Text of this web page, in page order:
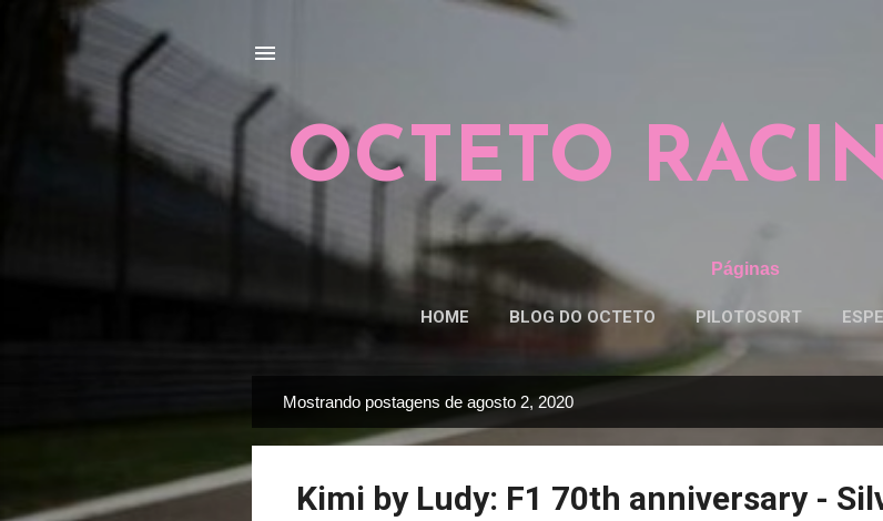
OCTETO
Páginas
HOME BLOG DO OCTETO PILOTOSORT
o
Mostrando postagens de agosto 2, 2020
Kimi by Ludy: F1 70th anniversary -